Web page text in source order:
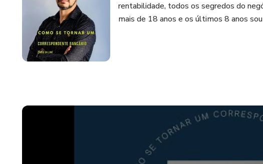
rentabilidade, todos os segredos do
mais de 18 anos e os últimos 8 anos